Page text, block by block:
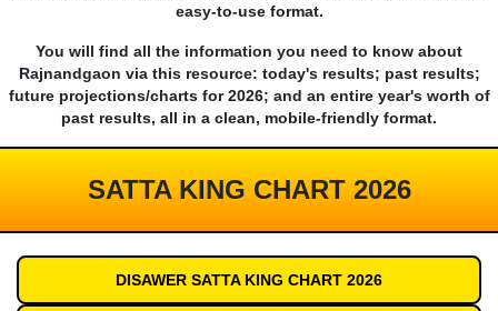
easy-to-use format.
You will find all the information you need to know about
Rajnandgaon via this resource: today's results; past results;
future projections/charts for 2026; and an entire year's worth of
past results, all in a clean, mobile-friendly format.
SATTA KING CHART 2026
DISAWER SATTA KING CHART 2026